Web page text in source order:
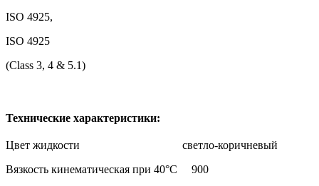
ISO 4925,
ISO 4925
(Class 3, 4 & 5.1)
Технические характеристики:
Цвет жидкости светло-коричневый
Вязкость кинематическая при 40°С 900